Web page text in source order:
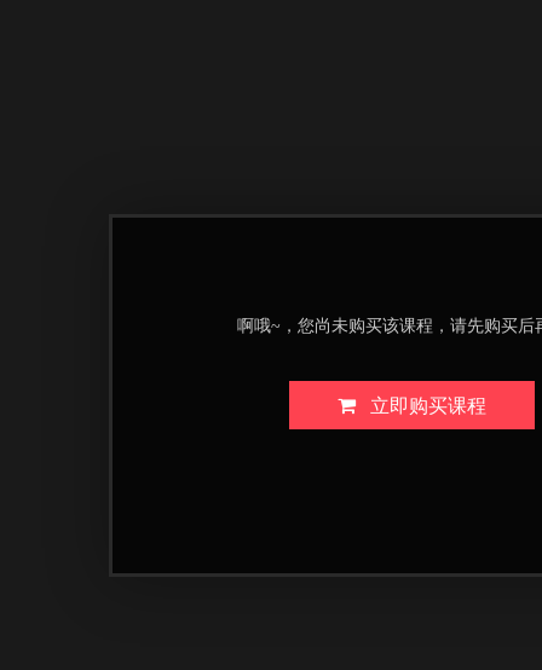
啊哦~，您尚未购买该课程，请先购买后
立即购买课程